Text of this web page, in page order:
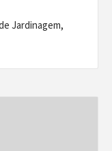
Jardinagem,